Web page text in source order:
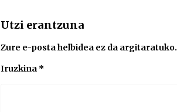
Utzi erantzuna
Zure e-posta helbidea ez da argitaratuko.
Iruzkina *